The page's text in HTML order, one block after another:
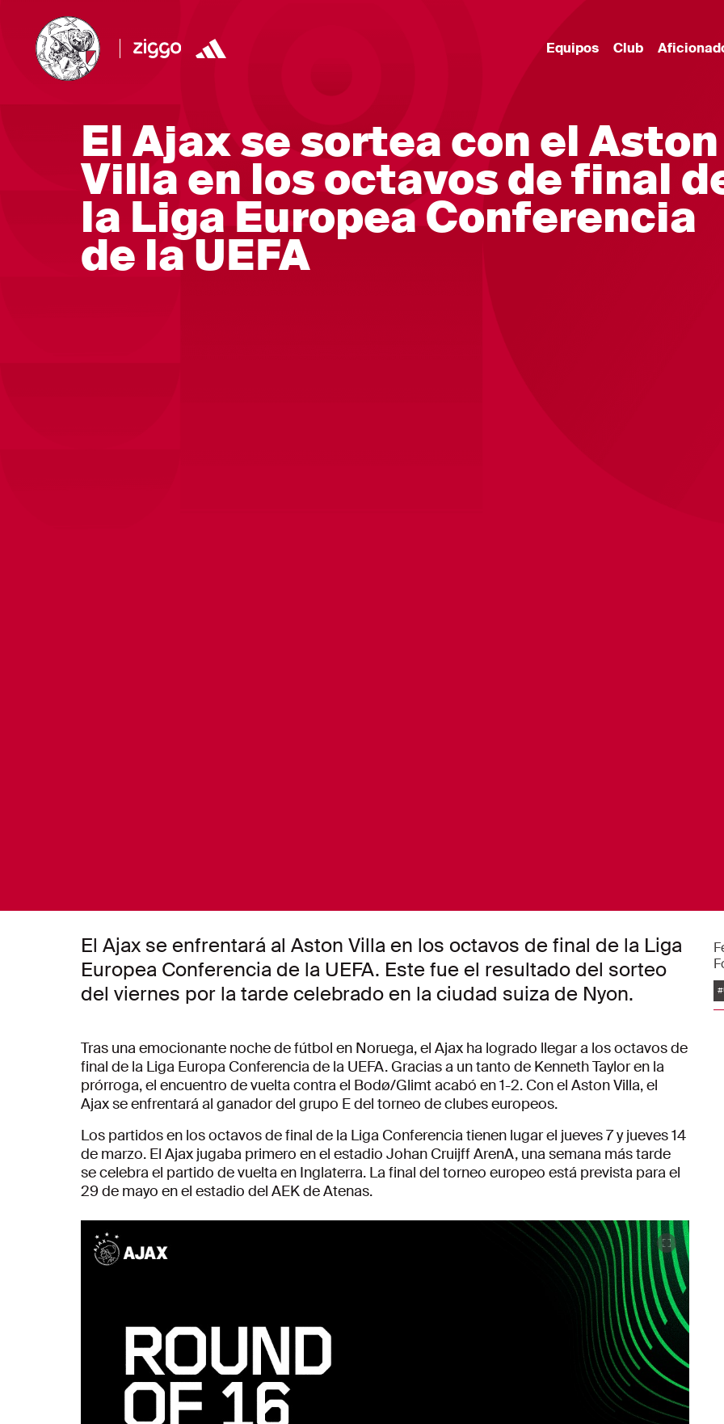
Equipos Club
El Ajax se sortea con el Aston
Villa en los octavos de final
la Liga Europea Conferencia
de la UEFA
El Ajax se enfrentará al Aston Villa en los octavos de final de la Liga
Europea Conferencia de la UEFA. Este fue el resultado del sorteo
del viernes por la tarde celebrado en la ciudad suiza de Nyon.
Tras una emocionante noche de fútbol en Noruega, el Ajax ha logrado llegar a los octavos de
final de la Liga Europa Conferencia de la UEFA. Gracias a un tanto de Kenneth Taylor en la
prórroga, el encuentro de vuelta contra el Bodø/Glimt acabó en 1-2. Con el Aston Villa, el
Ajax se enfrentará al ganador del grupo E del torneo de clubes europeos.
Los partidos en los octavos de final de la Liga Conferencia tienen lugar el jueves 7 y jueves 14
de marzo. El Ajax jugaba primero en el estadio Johan Cruijff ArenA, una semana más tarde
se celebra el partido de vuelta en Inglaterra. La final del torneo europeo está prevista para el
29 de mayo en el estadio del AEK de Atenas.